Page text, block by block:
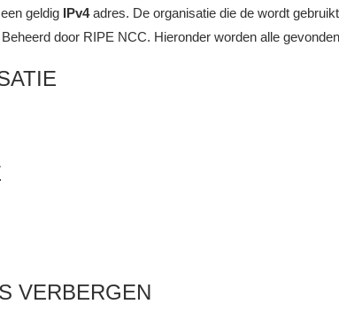
geldig IPv4adres. De organisatie die de wordt
door RIPE NCC. Hieronder worden alle
VERBERGEN